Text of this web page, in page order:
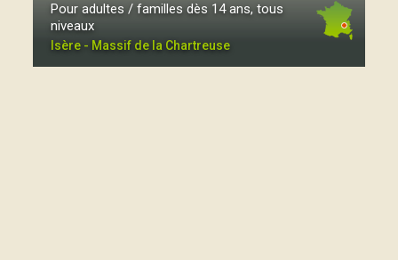
Pour adultes / familles dès 14 ans, tous
niveaux
Isère - Massif de la Chartreuse